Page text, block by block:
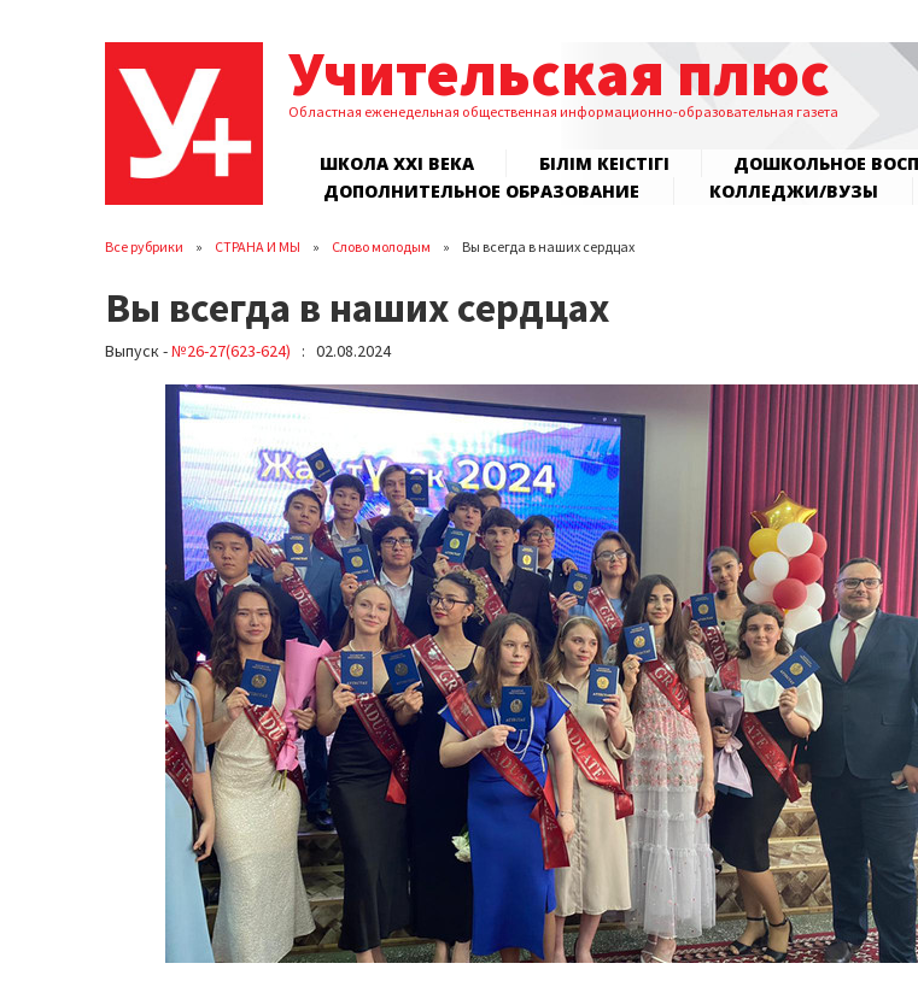
Учительская плюс
Областная еженедельная общественная информационно-образовательная газета
ШКОЛА XXI ВЕКА БІЛІМ КЕҢІСТІГІ ДОШКОЛЬНОЕ
ДОПОЛНИТЕЛЬНОЕ ОБРАЗОВАНИЕ
КОЛЛЕДЖИ/ВУЗЫ
Все рубрики СТРАНА И МЫ Слово молодым Вы всегда в наших сердцах
Вы всегда в наших сердцах
Выпуск -№26-27(623-624) : 02.08.2024